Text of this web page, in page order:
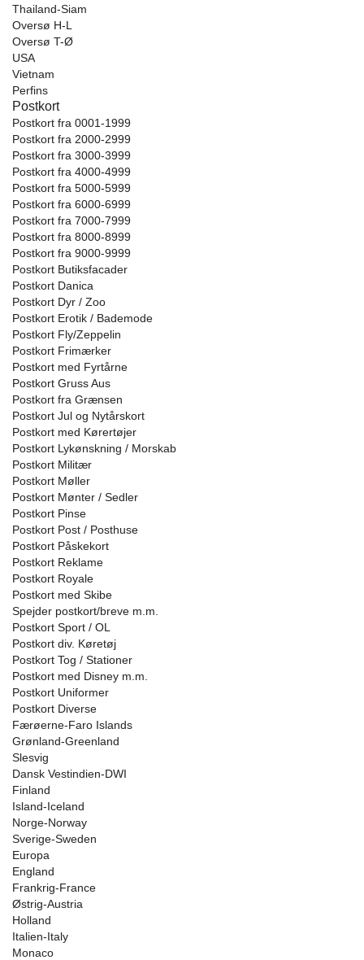
Thailand-Siam
Oversø H-L
Oversø T-Ø
USA
Vietnam
Perfins
Postkort
Postkort fra 0001-1999
Postkort fra 2000-2999
Postkort fra 3000-3999
Postkort fra 4000-4999
Postkort fra 5000-5999
Postkort fra 6000-6999
Postkort fra 7000-7999
Postkort fra 8000-8999
Postkort fra 9000-9999
Postkort Butiksfacader
Postkort Danica
Postkort Dyr / Zoo
Postkort Erotik / Bademode
Postkort Fly/Zeppelin
Postkort Frimærker
Postkort med Fyrtårne
Postkort Gruss Aus
Postkort fra Grænsen
Postkort Jul og Nytårskort
Postkort med Kørertøjer
Postkort Lykønskning / Morskab
Postkort Militær
Postkort Møller
Postkort Mønter / Sedler
Postkort Pinse
Postkort Post / Posthuse
Postkort Påskekort
Postkort Reklame
Postkort Royale
Postkort med Skibe
Spejder postkort/breve m.m.
Postkort Sport / OL
Postkort div. Køretøj
Postkort Tog / Stationer
Postkort med Disney m.m.
Postkort Uniformer
Postkort Diverse
Færøerne-Faro Islands
Grønland-Greenland
Slesvig
Dansk Vestindien-DWI
Finland
Island-Iceland
Norge-Norway
Sverige-Sweden
Europa
England
Frankrig-France
Østrig-Austria
Holland
Italien-Italy
Monaco